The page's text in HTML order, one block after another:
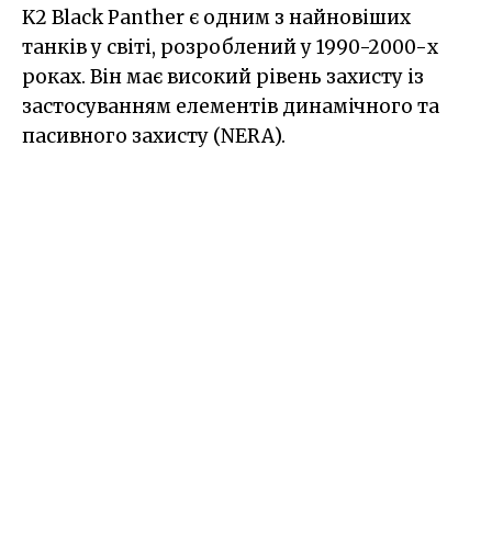
K2 Black Panther є одним з найновіших
танків у світі, розроблений у 1990-2000-х
роках. Він має високий рівень захисту із
застосуванням елементів динамічного та
пасивного захисту (NERA).